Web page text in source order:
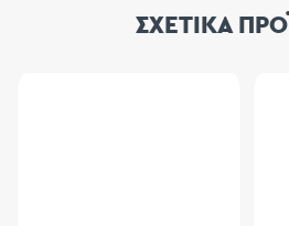
ΣΧΕΤΙΚΑ